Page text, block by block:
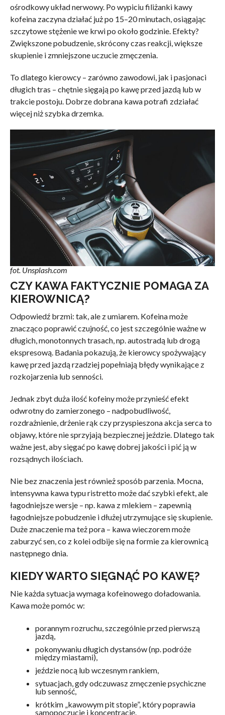
ośrodkowy układ nerwowy. Po wypiciu filiżanki kawy
kofeina zaczyna działać już po 15–20 minutach, osiągając
szczytowe stężenie we krwi po około godzinie. Efekty?
Zwiększone pobudzenie, skrócony czas reakcji, większe
skupienie i zmniejszone uczucie zmęczenia.
To dlatego kierowcy – zarówno zawodowi, jak i pasjonaci
długich tras – chętnie sięgają po kawę przed jazdą lub w
trakcie postoju. Dobrze dobrana kawa potrafi zdziałać
więcej niż szybka drzemka.
fot. Unsplash.com
CZY KAWA FAKTYCZNIE POMAGA ZA
KIEROWNICĄ?
Odpowiedź brzmi: tak, ale z umiarem. Kofeina może
znacząco poprawić czujność, co jest szczególnie ważne w
długich, monotonnych trasach, np. autostradą lub drogą
ekspresową. Badania pokazują, że kierowcy spożywający
kawę przed jazdą rzadziej popełniają błędy wynikające z
rozkojarzenia lub senności.
Jednak zbyt duża ilość kofeiny może przynieść efekt
odwrotny do zamierzonego – nadpobudliwość,
rozdrażnienie, drżenie rąk czy przyspieszona akcja serca to
objawy, które nie sprzyjają bezpiecznej jeździe. Dlatego tak
ważne jest, aby sięgać po kawę dobrej jakości i pić ją w
rozsądnych ilościach.
Nie bez znaczenia jest również sposób parzenia. Mocna,
intensywna kawa typu ristretto może dać szybki efekt, ale
łagodniejsze wersje – np. kawa z mlekiem – zapewnią
łagodniejsze pobudzenie i dłużej utrzymujące się skupienie.
Duże znaczenie ma też pora – kawa wieczorem może
zaburzyć sen, co z kolei odbije się na formie za kierownicą
następnego dnia.
KIEDY WARTO SIĘGNĄĆ PO KAWĘ?
Nie każda sytuacja wymaga kofeinowego doładowania.
Kawa może pomóc w:
porannym rozruchu, szczególnie przed pierwszą
jazdą,
pokonywaniu długich dystansów (np. podróże
między miastami),
jeździe nocą lub wczesnym rankiem,
sytuacjach, gdy odczuwasz zmęczenie psychiczne
lub senność,
krótkim „kawowym pit stopie”, który poprawia
samopoczucie i koncentrację.